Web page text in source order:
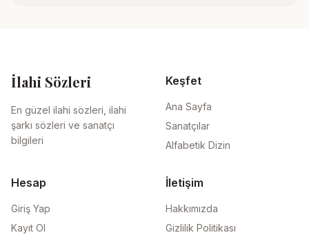
İlahi Sözleri
En güzel ilahi sözleri, ilahi
şarkı sözleri ve sanatçı
bilgileri
Keşfet
Ana Sayfa
Sanatçılar
Alfabetik Dizin
Hesap
Giriş Yap
Kayıt Ol
İletişim
Hakkımızda
Gizlilik Politikası